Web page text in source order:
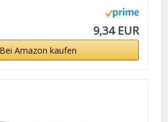
9,34 EUR
Amazon kaufen